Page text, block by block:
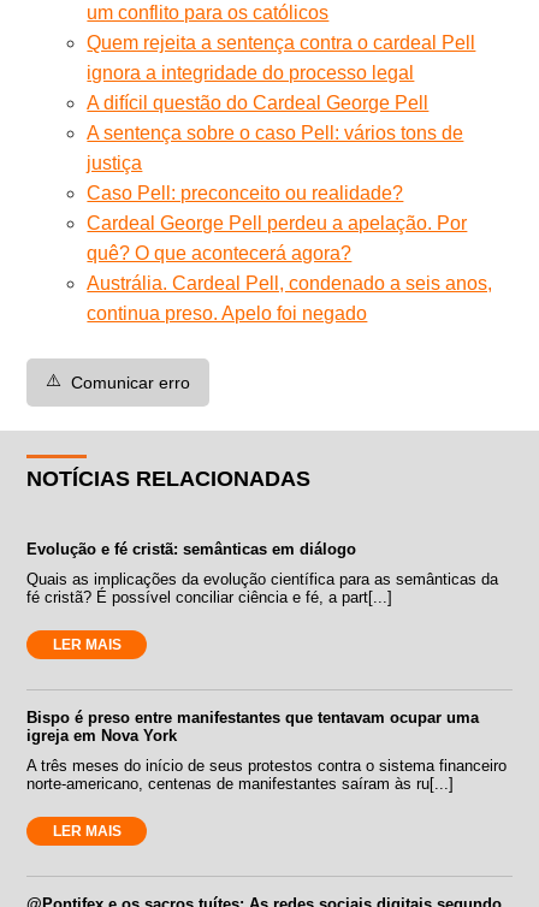
um conflito para os católicos
Quem rejeita a sentença contra o cardeal Pell
ignora a integridade do processo legal
A difícil questão do Cardeal George Pell
A sentença sobre o caso Pell: vários tons de
justiça
Caso Pell: preconceito ou realidade?
Cardeal George Pell perdeu a apelação. Por
quê? O que acontecerá agora?
Austrália. Cardeal Pell, condenado a seis anos,
continua preso. Apelo foi negado
⚠️ Comunicar erro
NOTÍCIAS RELACIONADAS
Evolução e fé cristã: semânticas em diálogo
Quais as implicações da evolução científica para as semânticas da
fé cristã? É possível conciliar ciência e fé, a part[...]
LER MAIS
Bispo é preso entre manifestantes que tentavam ocupar uma
igreja em Nova York
A três meses do início de seus protestos contra o sistema financeiro
norte-americano, centenas de manifestantes saíram às ru[...]
LER MAIS